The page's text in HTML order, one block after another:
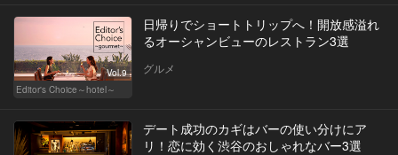
Vol.9
Editor's Choice～hotel～
日帰りでショートトリップへ！開放感溢れ
るオーシャンビューのレストラン3選
グルメ
デート成功のカギはバーの使い分けにア
リ！恋に効く渋谷のおしゃれなバー3選